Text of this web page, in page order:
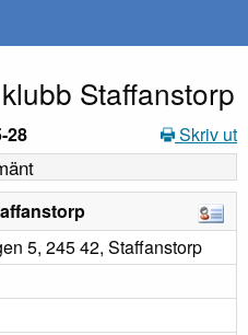
Staffanstorp
28 Skriv ut
5, 245 42, Staffanstorp